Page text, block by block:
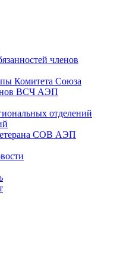
членов
Комитета Союза
ВСЧ АЭП
отделений
CОВ АЭП